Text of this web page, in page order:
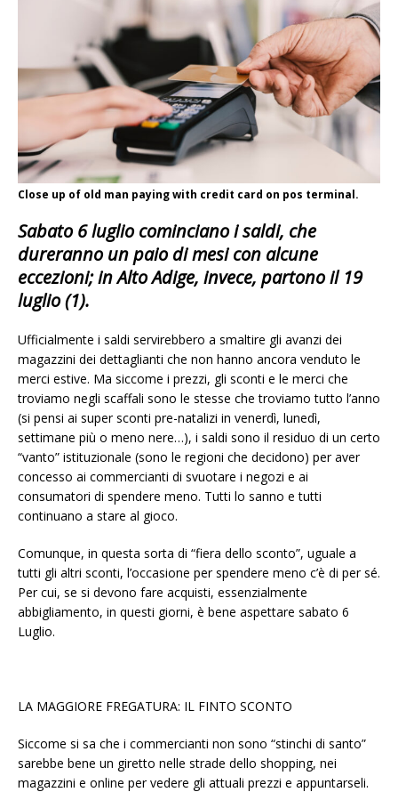
Close up of old man paying with credit card on pos terminal.
Sabato 6 luglio cominciano i saldi, che
dureranno un paio di mesi con alcune
eccezioni; in Alto Adige, invece, partono il 19
luglio (1).
Ufficialmente i saldi servirebbero a smaltire gli avanzi dei
magazzini dei dettaglianti che non hanno ancora venduto le
merci estive. Ma siccome i prezzi, gli sconti e le merci che
troviamo negli scaffali sono le stesse che troviamo tutto l’anno
(si pensi ai super sconti pre-natalizi in venerdì, lunedì,
settimane più o meno nere…), i saldi sono il residuo di un certo
“vanto” istituzionale (sono le regioni che decidono) per aver
concesso ai commercianti di svuotare i negozi e ai
consumatori di spendere meno. Tutti lo sanno e tutti
continuano a stare al gioco.
Comunque, in questa sorta di “fiera dello sconto”, uguale a
tutti gli altri sconti, l’occasione per spendere meno c’è di per sé.
Per cui, se si devono fare acquisti, essenzialmente
abbigliamento, in questi giorni, è bene aspettare sabato 6
Luglio.
LA MAGGIORE FREGATURA: IL FINTO SCONTO
Siccome si sa che i commercianti non sono “stinchi di santo”
sarebbe bene un giretto nelle strade dello shopping, nei
magazzini e online per vedere gli attuali prezzi e appuntarseli.